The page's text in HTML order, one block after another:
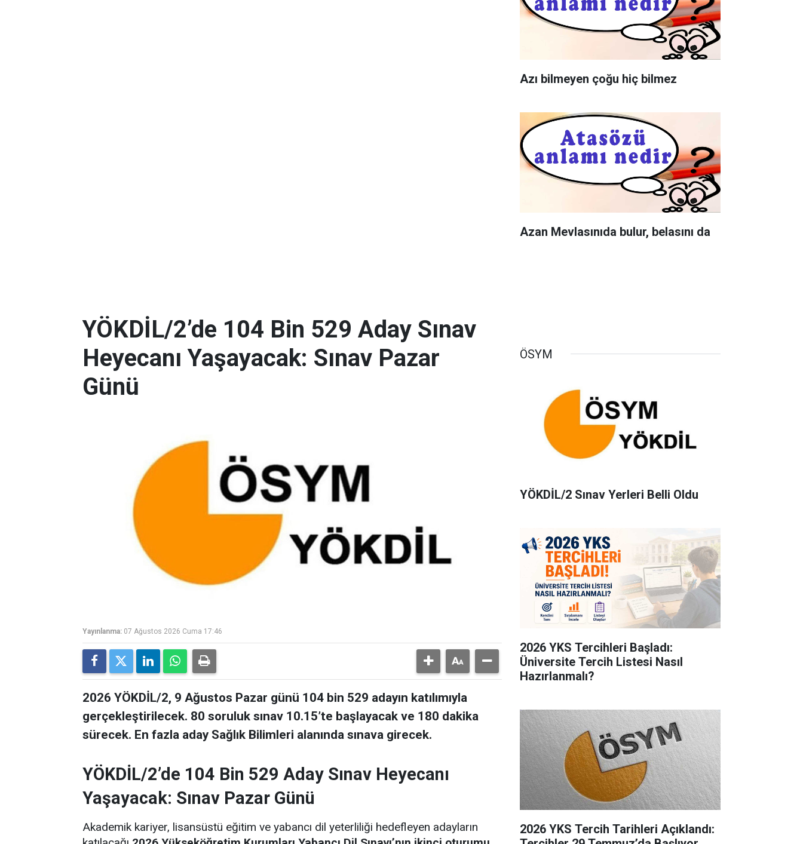
Azı bilmeyen çoğu hiç bilmez
Azan Mevlasınıda bulur, belasını da
YÖKDİL/2’de 104 Bin 529 Aday Sınav
Heyecanı Yaşayacak: Sınav Pazar
Günü
Yayınlanma: 07 Ağustos 2026 Cuma 17:46
2026 YÖKDİL/2, 9 Ağustos Pazar günü 104 bin 529 adayın katılımıyla
gerçekleştirilecek. 80 soruluk sınav 10.15’te başlayacak ve 180 dakika
sürecek. En fazla aday Sağlık Bilimleri alanında sınava girecek.
YÖKDİL/2’de 104 Bin 529 Aday Sınav Heyecanı
Yaşayacak: Sınav Pazar Günü
Akademik kariyer, lisansüstü eğitim ve yabancı dil yeterliliği hedefleyen adayların
ÖSYM
YÖKDİL/2 Sınav Yerleri Belli Oldu
2026 YKS Tercihleri Başladı:
Üniversite Tercih Listesi Nasıl
Hazırlanmalı?
2026 YKS Tercih Tarihleri Açıklandı: